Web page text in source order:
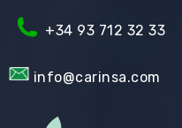
+34 93 712 32 33
info@carinsa.com